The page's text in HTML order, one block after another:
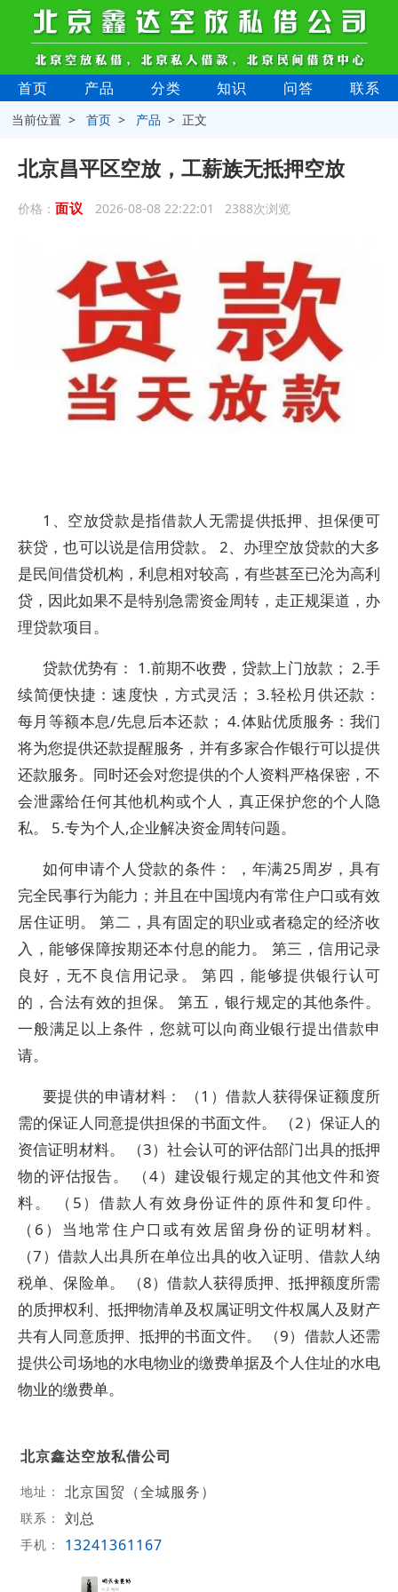
首页 产品 分类 知识 问答 联系
当前位置 >首页 > 产品 > 正文
北京昌平区空放，工薪族无抵押空放
价格： 面议 2026-08-08 22:22:01 2388次浏览
1、空放贷款是指借款人无需提供抵押、担保便可
获贷，也可以说是信用贷款。 2、办理空放贷款的大多
是民间借贷机构，利息相对较高，有些甚至已沦为高利
贷，因此如果不是特别急需资金周转，走正规渠道，办
理贷款项目。
贷款优势有： 1.前期不收费，贷款上门放款； 2.手
续简便快捷：速度快，方式灵活； 3.轻松月供还款：
每月等额本息/先息后本还款； 4.体贴优质服务：我们
将为您提供还款提醒服务，并有多家合作银行可以提供
还款服务。同时还会对您提供的个人资料严格保密，不
会泄露给任何其他机构或个人，真正保护您的个人隐
私。 5.专为个人,企业解决资金周转问题。
如何申请个人贷款的条件： ，年满25周岁，具有
完全民事行为能力；并且在中国境内有常住户口或有效
居住证明。 第二，具有固定的职业或者稳定的经济收
入，能够保障按期还本付息的能力。 第三，信用记录
良好，无不良信用记录。 第四，能够提供银行认可
的，合法有效的担保。 第五，银行规定的其他条件。
一般满足以上条件，您就可以向商业银行提出借款申
请。
要提供的申请材料： （1）借款人获得保证额度所
需的保证人同意提供担保的书面文件。 （2）保证人的
资信证明材料。 （3）社会认可的评估部门出具的抵押
物的评估报告。 （4）建设银行规定的其他文件和资
料。 （5）借款人有效身份证件的原件和复印件。
（6）当地常住户口或有效居留身份的证明材料。
（7）借款人出具所在单位出具的收入证明、借款人纳
税单、保险单。 （8）借款人获得质押、抵押额度所需
的质押权利、抵押物清单及权属证明文件权属人及财产
共有人同意质押、抵押的书面文件。 （9）借款人还需
提供公司场地的水电物业的缴费单据及个人住址的水电
物业的缴费单。
北京鑫达空放私借公司
地址： 北京国贸（全城服务）
联系： 刘总
手机： 13241361167